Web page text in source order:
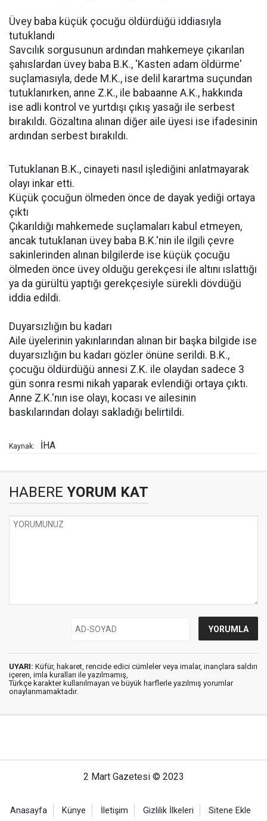
Üvey baba küçük çocuğu öldürdüğü iddiasıyla
tutuklandı
Savcılık sorgusunun ardından mahkemeye çıkarılan
şahıslardan üvey baba B.K., 'Kasten adam öldürme'
suçlamasıyla, dede M.K., ise delil karartma suçundan
tutuklanırken, anne Z.K., ile babaanne A.K., hakkında
ise adli kontrol ve yurtdışı çıkış yasağı ile serbest
bırakıldı. Gözaltına alınan diğer aile üyesi ise ifadesinin
ardından serbest bırakıldı.
Tutuklanan B.K., cinayeti nasıl işlediğini anlatmayarak
olayı inkar etti.
Küçük çocuğun ölmeden önce de dayak yediği ortaya
çıktı
Çıkarıldığı mahkemede suçlamaları kabul etmeyen,
ancak tutuklanan üvey baba B.K.'nin ile ilgili çevre
sakinlerinden alınan bilgilerde ise küçük çocuğu
ölmeden önce üvey olduğu gerekçesi ile altını ıslattığı
ya da gürültü yaptığı gerekçesiyle sürekli dövdüğü
iddia edildi.
Duyarsızlığın bu kadarı
Aile üyelerinin yakınlarından alınan bir başka bilgide ise
duyarsızlığın bu kadarı gözler önüne serildi. B.K.,
çocuğu öldürdüğü annesi Z.K. ile olaydan sadece 3
gün sonra resmi nikah yaparak evlendiği ortaya çıktı.
Anne Z.K.'nın ise olayı, kocası ve ailesinin
baskılarından dolayı sakladığı belirtildi.
Kaynak: İHA
HABERE YORUM KAT
UYARI: Küfür, hakaret, rencide edici cümleler veya imalar, inançlara saldırı
içeren, imla kuralları ile yazılmamış,
Türkçe karakter kullanılmayan ve büyük harflerle yazılmış yorumlar
onaylanmamaktadır.
2 Mart Gazetesi © 2023
Anasayfa Künye İletişim Gizlilik İlkeleri Sitene Ekle